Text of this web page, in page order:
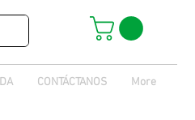
CONTÁCTANOS More